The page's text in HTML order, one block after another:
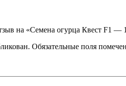
на «Семена огурца Квест F1 —
Обязательные поля